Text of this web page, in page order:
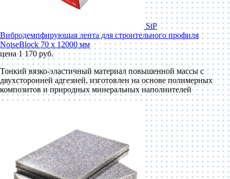
StP
Вибродемпфирующая лента для строительного профиля
NoiseBlock 70 x 12000 мм
цена 1 170 руб.
Тонкий вязко-эластичный материал повышенной массы с
двухсторонней адгезией, изготовлен на основе полимерных
композитов и природных минеральных наполнителей